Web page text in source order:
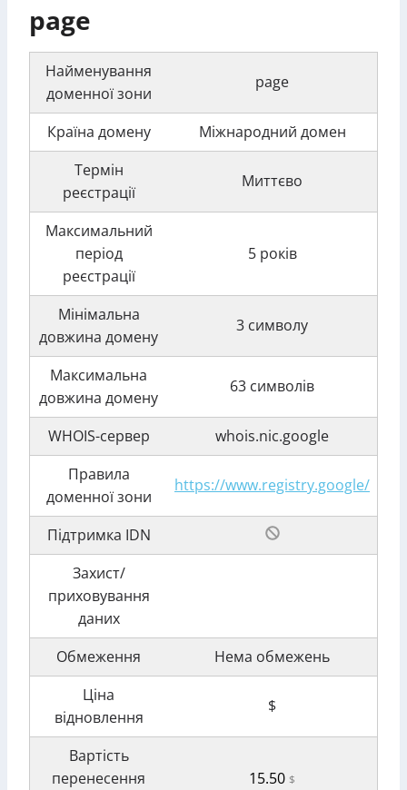
page
Найменування
доменної зони
page
Країна домену
Міжнародний домен
Термін
реєстрації
Миттєво
Максимальний
період
реєстрації
5 років
Мінімальна
довжина домену
3 символу
Максимальна
довжина домену
63 символів
WHOIS-сервер
whois.nic.google
Правила
доменної зони
https://www.registry.google/
Підтримка IDN
Захист/
приховування
даних
Обмеження
Нема обмежень
Ціна
відновлення
$
Вартість
перенесення
15.50 $